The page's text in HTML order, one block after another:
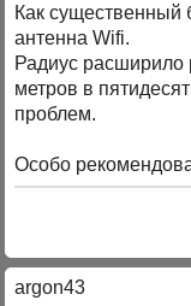
Как существенный
антенна Wifi.
Радиус расширило
метров в
проблем.
Особо
argon43